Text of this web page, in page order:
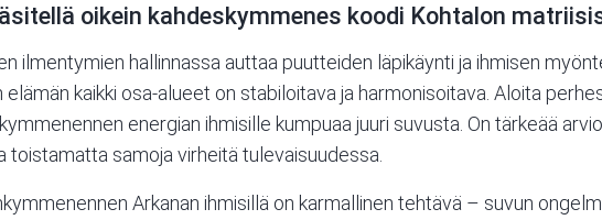
oikein kahdeskymmenes koodi Kohtalon
ilmentymien hallinnassa auttaa puutteiden läpikäynti ja ihmisen
elämän kaikki osa-alueet on stabiloitava ja harmonisoitava. Aloita
energian ihmisille kumpuaa juuri suvusta. On tärkeää
toistamatta samoja virheitä tulevaisuudessa.
Arkanan ihmisillä on karmallinen tehtävä – suvun